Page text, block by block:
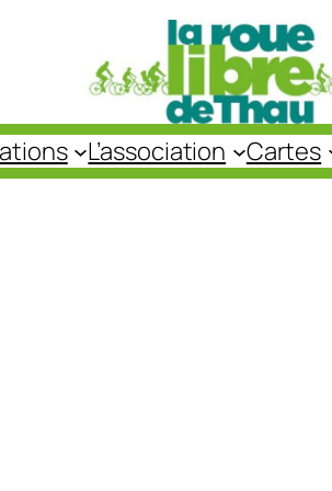
L’association Cartes